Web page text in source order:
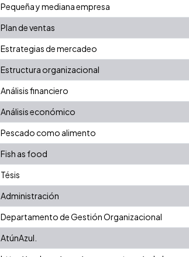
Pequeña y mediana empresa
Plan de ventas
Estrategias de mercadeo
Estructura organizacional
Análisis financiero
Análisis económico
Pescado como alimento
Fish as food
Tésis
Administración
Departamento de Gestión Organizacional
AtúnAzul.